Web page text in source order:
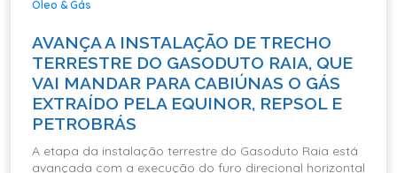
Óleo & Gás
AVANÇA A INSTALAÇÃO DE TRECHO
TERRESTRE DO GASODUTO RAIA, QUE
VAI MANDAR PARA CABIÚNAS O GÁS
EXTRAÍDO PELA EQUINOR, REPSOL E
PETROBRÁS
A etapa da instalação terrestre do Gasoduto Raia está
avançada com a execução do furo direcional horizontal